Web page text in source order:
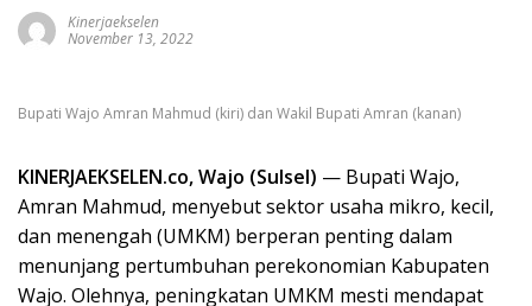
Kinerjaekselen
November 13, 2022
Bupati Wajo Amran Mahmud (kiri) dan Wakil Bupati Amran (kanan)
KINERJAEKSELEN.co, Wajo (Sulsel) — Bupati Wajo,
Amran Mahmud, menyebut sektor usaha mikro, kecil,
dan menengah (UMKM) berperan penting dalam
menunjang pertumbuhan perekonomian Kabupaten
Wajo. Olehnya, peningkatan UMKM mesti mendapat